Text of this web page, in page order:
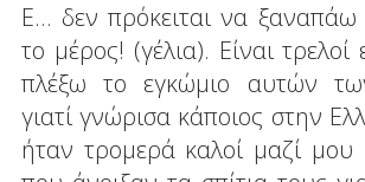
Ε... δεν πρόκειται να
το μέρος! (γέλια). Είναι
πλέξω το εγκώμιο αυτών
γιατί γνώρισα κάποιος στην
ήταν τρομερά καλοί μαζί μου